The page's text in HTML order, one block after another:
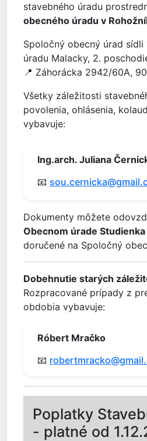
stavebného úradu
obecného úradu v
Spoločný obecný úrad sídli
úradu Malacky, 2.
📍 Záhorácka 2942/60A,
Všetky záležitosti
povolenia, ohlásenia,
vybavuje:
Ing.arch. Juliana
📧
Dokumenty môžete
Obecnom úrade Studienka
doručené na Spoločný
Dobehnutie starých
Rozpracované prípady z
obdobia vybavuje:
Róbert Mračko
📧
Poplatky
- platné od